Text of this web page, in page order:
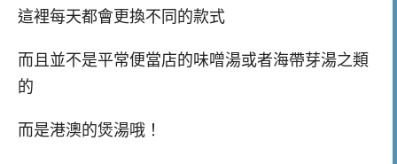
這裡每天都會更換不同的款式
而且並不是平常便當店的味噌湯或者海帶芽湯之類
的
而是港澳的煲湯哦！